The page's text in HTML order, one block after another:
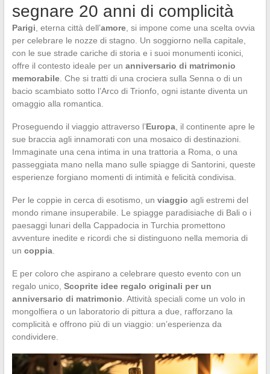
segnare 20 anni di complicità
Parigi , eterna città dell’amore, si impone come una scelta ovvia
per celebrare le nozze di stagno. Un soggiorno nella capitale,
con le sue strade cariche di storia e i suoi monumenti iconici,
offre il contesto ideale per un anniversario di matrimonio
memorabile. Che si tratti di una crociera sulla Senna o di un
bacio scambiato sotto l’Arco di Trionfo, ogni istante diventa un
omaggio alla romantica.
Proseguendo il viaggio attraverso l’Europa, il continente apre le
sue braccia agli innamorati con una mosaico di destinazioni.
Immaginate una cena intima in una trattoria a Roma, o una
passeggiata mano nella mano sulle spiagge di Santorini, queste
esperienze forgiano momenti di intimità e felicità condivisa.
Per le coppie in cerca di esotismo, un viaggio agli estremi del
mondo rimane insuperabile. Le spiagge paradisiache di Bali o i
paesaggi lunari della Cappadocia in Turchia promettono
avventure inedite e ricordi che si distinguono nella memoria di
un coppia.
E per coloro che aspirano a celebrare questo evento con un
regalo unico, Scoprite idee regalo originali per un
anniversario di matrimonio . Attività speciali come un volo in
mongolfiera o un laboratorio di pittura a due, rafforzano la
complicità e offrono più di un viaggio: un’esperienza da
condividere.